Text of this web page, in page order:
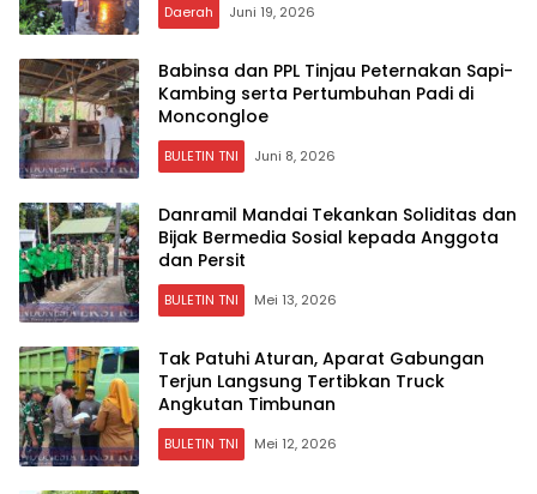
Daerah Juni 19, 2026
Babinsa dan PPL Tinjau Peternakan Sapi-
Kambing serta Pertumbuhan Padi di
Moncongloe
BULETIN TNI Juni 8, 2026
Danramil Mandai Tekankan Soliditas dan
Bijak Bermedia Sosial kepada Anggota
dan Persit
BULETIN TNI Mei 13, 2026
Tak Patuhi Aturan, Aparat Gabungan
Terjun Langsung Tertibkan Truck
Angkutan Timbunan
BULETIN TNI Mei 12, 2026